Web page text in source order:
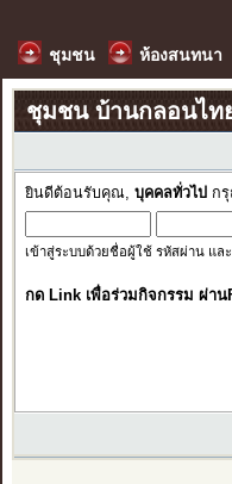
ชุมชน ห้องสนทนา
ชุมชน บ้านกลอนไท
ยินดีต้อนรับคุณ, บุคคลทั่วไป ก
เข้าสู่ระบบด้วยชื่อผู้ใช้ รหัสผ่าน แล
กด Link เพื่อร่วมกิจกรรม ผ่า